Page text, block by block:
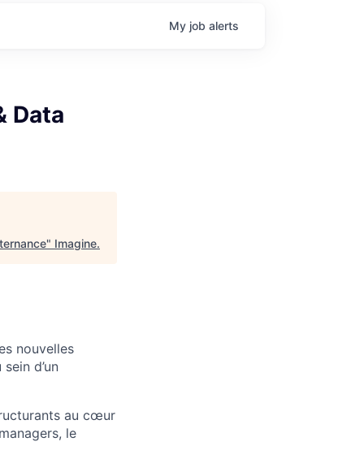
My job alerts
Data
" Imagine.
nouvelles
d’un
au cœur
le